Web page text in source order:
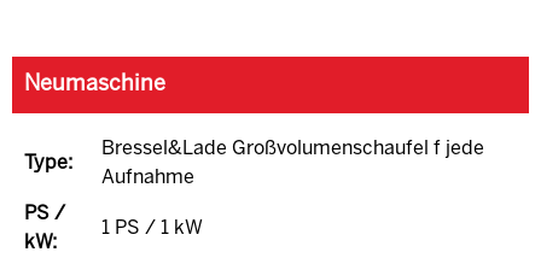
Neumaschine
Type:
Bressel&Lade Großvolumenschaufel f jede
Aufnahme
PS /
kW:
1 PS / 1 kW